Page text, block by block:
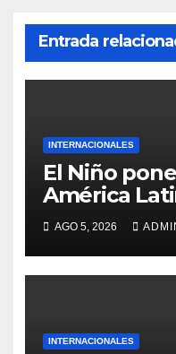
Entrada
INTERNACIONALES
El Niño
América
AGO 5, 2026
INTERNACIONALES